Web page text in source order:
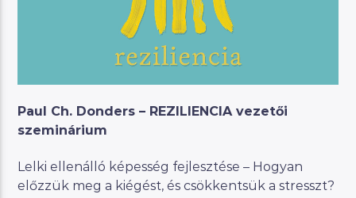
Paul Ch. Donders – REZILIENCIA vezetői
szeminárium
Lelki ellenálló képesség fejlesztése – Hogyan
előzzük meg a kiégést, és csökkentsük a stresszt?